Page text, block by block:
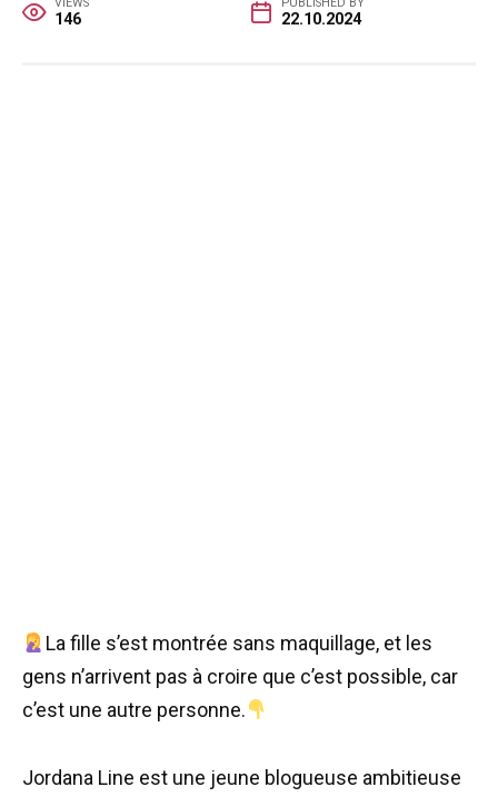
146 22.10.2024
La fille s’est montrée sans maquillage, et les
gens n’arrivent pas à croire que c’est possible, car
c’est une autre personne.
Jordana Line est une jeune blogueuse ambitieuse